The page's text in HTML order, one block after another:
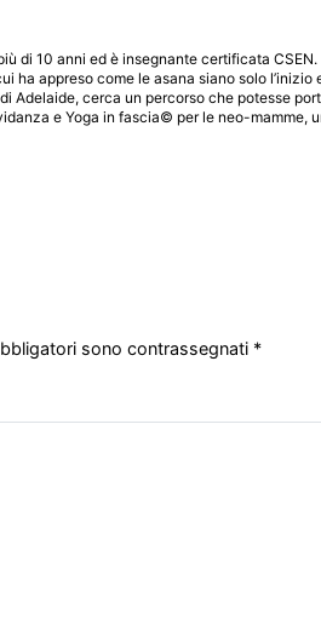
di 10 anni ed è insegnante certificata
ha appreso come le asana siano solo
Adelaide, cerca un percorso che potesse
e Yoga in fascia© per le neo-mamme,
sono contrassegnati *